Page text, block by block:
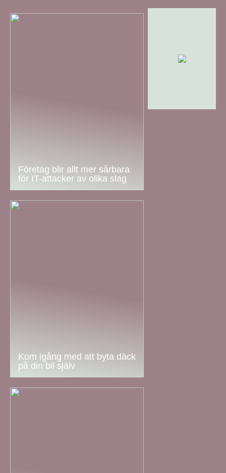
Företag blir allt mer sårbara
för IT-attacker av olika slag
Kom igång med att byta däck
på din bil själv